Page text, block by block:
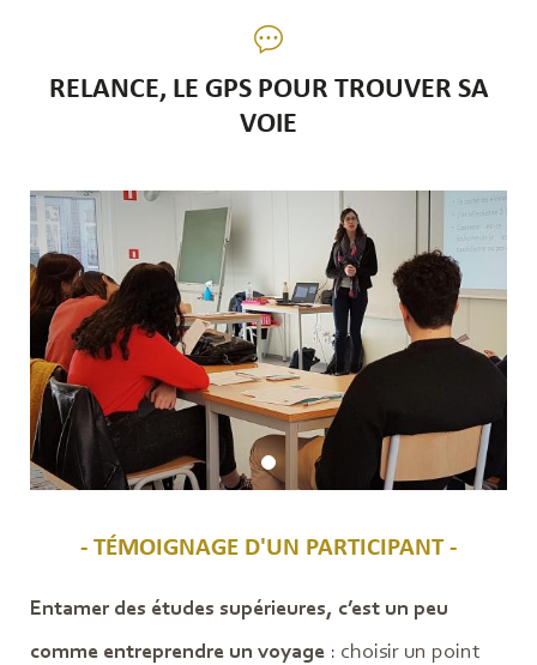
RELANCE, LE GPS POUR TROUVER SA
VOIE
- TÉMOIGNAGE D'UN PARTICIPANT -
Entamer des études supérieures, c’est un peu
comme entreprendre un voyage : choisir un point